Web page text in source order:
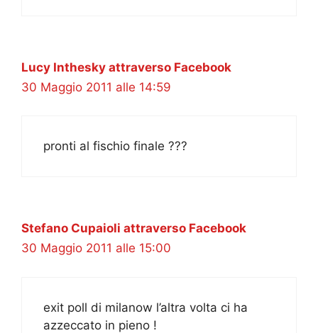
Lucy Inthesky attraverso Facebook
30 Maggio 2011 alle 14:59
pronti al fischio finale ???
Stefano Cupaioli attraverso Facebook
30 Maggio 2011 alle 15:00
exit poll di milanow l’altra volta ci ha
azzeccato in pieno !